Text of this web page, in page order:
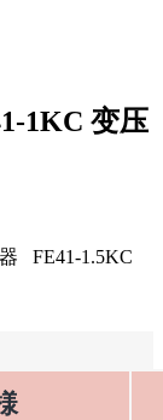
1KC 变压
FE41-1.5KC